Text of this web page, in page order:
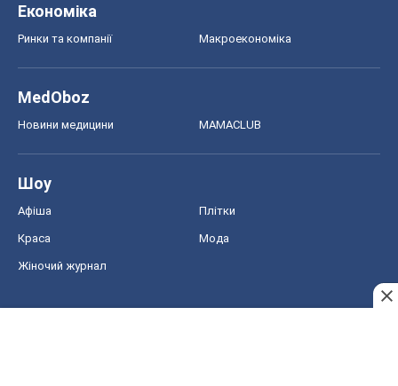
Економіка
Ринки та компанії Макроекономіка
MedOboz
Новини медицини MAMACLUB
Шоу
Афіша Плітки
Краса Мода
Жіночий журнал